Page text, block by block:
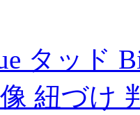
タッド
紐づけ